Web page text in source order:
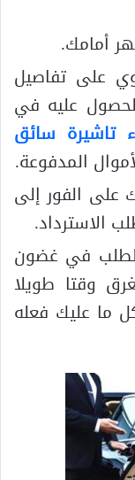
أمامك.
على تفاصيل
عليه في
تاشيرة سائق
المدفوعة.
على الفور إلى
الاسترداد.
في غضون
وقتا طويلا
ما عليك فعله